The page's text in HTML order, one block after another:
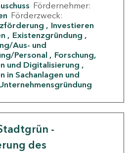
Fördernehmer:
Förderzweck:
Investieren
Existenzgründung
Aus- und
Personal
Forschung,
und Digitalisierung
in Sachanlagen und
-
des